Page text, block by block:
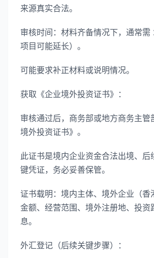
来源真实合法。
审核时间：材料齐备情况下，通常
项目可能延长）。
可能要求补正材料或说明情况。
获取《企业境外投资证书》：
审核通过后，商务部或地方商务主管
境外投资证书》。
此证书是境内企业资金合法出境、后
键凭证，务必妥善保管。
证书载明：境内主体、境外企业（香
金额、经营范围、境外注册地、投资
息。
外汇登记（后续关键步骤）：